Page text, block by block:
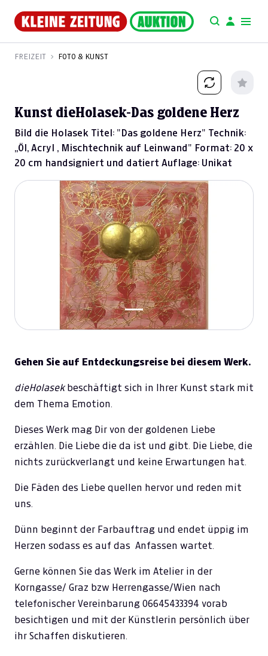
FREIZEIT FOTO & KUNST
Kunst dieHolasek-Das goldene Herz
Bild die Holasek Titel: "Das goldene Herz" Technik:
„Öl, Acryl , Mischtechnik auf Leinwand" Format: 20 x
20 cm handsigniert und datiert Auflage: Unikat
Gehen Sie auf Entdeckungsreise bei diesem Werk.
dieHolasekbeschäftigt sich in Ihrer Kunst stark mit
dem Thema Emotion.
Dieses Werk mag Dir von der goldenen Liebe
erzählen. Die Liebe die da ist und gibt. Die Liebe, die
nichts zurückverlangt und keine Erwartungen hat.
Die Fäden des Liebe quellen hervor und reden mit
uns.
Dünn beginnt der Farbauftrag und endet üppig im
Herzen sodass es auf das Anfassen wartet.
Gerne können Sie das Werk im Atelier in der
Korngasse/ Graz bzw Herrengasse/Wien nach
telefonischer Vereinbarung 06645433394 vorab
besichtigen und mit der Künstlerin persönlich über
ihr Schaffen diskutieren.